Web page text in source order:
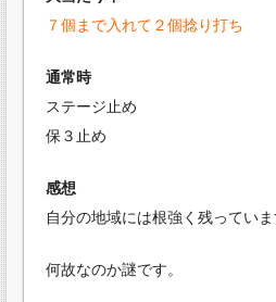
７個まで入れて２個捻り打ち
通常時
ステージ止め
保３止め
感想
自分の地域には根強く残ってい
何故なのか謎です。